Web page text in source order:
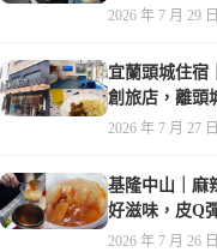
值得走訪
2026 年 7 月 29 日
宜蘭頭城住宿
創旅店，離頭
夜，親子遊戲
2026 年 7 月 27 日
基隆中山｜麻
好滋味，皮Q
2026 年 7 月 26 日